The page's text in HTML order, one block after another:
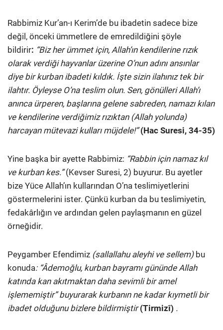
Rabbimiz Kur’an-ı Kerim’de bu ibadetin sadece bize
değil, önceki ümmetlere de emredildiğini şöyle
bildirir: “Biz her ümmet için, Allah’ın kendilerine rızık
olarak verdiği hayvanlar üzerine O’nun adını ansınlar
diye bir kurban ibadeti kıldık. İşte sizin ilahınız tek bir
ilahtır. Öyleyse O’na teslim olun. Sen, gönülleri Allah’ı
anınca ürperen, başlarına gelene sabreden, namazı kılan
ve kendilerine verdiğimiz rızıktan (Allah yolunda)
harcayan mütevazi kulları müjdele!” (Hac Suresi, 34-35)
Yine başka bir ayette Rabbimiz: “Rabbin için namaz kıl
ve kurban kes.” (Kevser Suresi, 2) buyurur. Bu ayetler
bize Yüce Allah’ın kullarından O’na teslimiyetlerini
göstermelerini ister. Çünkü kurban da bu teslimiyetin,
fedakârlığın ve ardından gelen paylaşmanın en güzel
örneğidir.
Peygamber Efendimiz (sallallahu aleyhi ve sellem) bu
konuda: “Âdemoğlu, kurban bayramı gününde Allah
katında kan akıtmaktan daha sevimli bir amel
işlememiştir” buyurarak kurbanın ne kadar kıymetli bir
ibadet olduğunu bizlere bildirmiştir (Tirmizî) .